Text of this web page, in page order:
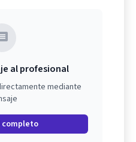
al profesional
mediante
completo